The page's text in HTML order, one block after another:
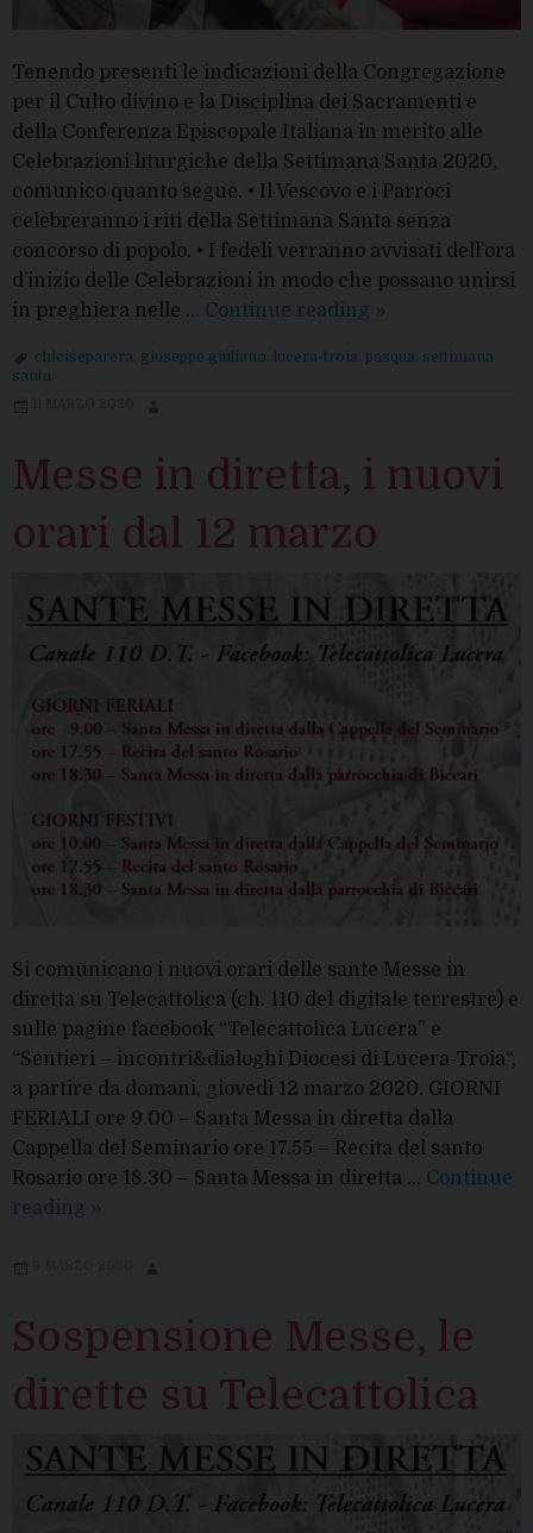
Tenendo presenti le indicazioni della Congregazione
per il Culto divino e la Disciplina dei Sacramenti e
della Conferenza Episcopale Italiana in merito alle
Celebrazioni liturgiche della Settimana Santa 2020,
comunico quanto segue. • Il Vescovo e i Parroci
celebreranno i riti della Settimana Santa senza
concorso di popolo. • I fedeli verranno avvisati dell’ora
d’inizio delle Celebrazioni in modo che possano unirsi
in preghiera nelle … Continue reading Disposizioni
appuntamenti
Santa
»
chiciseparera giuseppe giuliano lucera-troia pasqua settimana
santa
Messe in diretta, i nuovi
orari dal 12 marzo
Si comunicano i nuovi orari delle sante Messe in
diretta su Telecattolica (ch. 110 del digitale terrestre) e
sulle pagine facebook “Telecattolica Lucera” e
“Sentieri – incontri&dialoghi Diocesi di Lucera-Troia“,
a partire da domani, giovedì 12 marzo 2020. GIORNI
FERIALI ore 9.00 – Santa Messa in diretta dalla
Cappella del Seminario ore 17.55 – Recita del santo
Rosario ore 18.30 – Santa Messa in diretta … Continue
reading Messe
nuovi
orari
dal
12
marzo
»
Sospensione Messe, le
dirette su Telecattolica